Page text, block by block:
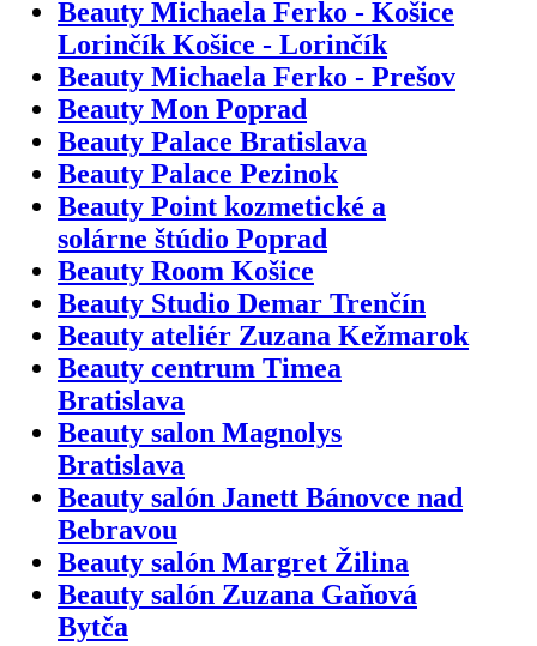
Beauty Michaela Ferko - Košice
Lorinčík Košice - Lorinčík
Beauty Michaela Ferko - Prešov
Beauty Mon Poprad
Beauty Palace Bratislava
Beauty Palace Pezinok
Beauty Point kozmetické a
solárne štúdio Poprad
Beauty Room Košice
Beauty Studio Demar Trenčín
Beauty ateliér Zuzana Kežmarok
Beauty centrum Timea
Bratislava
Beauty salon Magnolys
Bratislava
Beauty salón Janett Bánovce nad
Bebravou
Beauty salón Margret Žilina
Beauty salón Zuzana Gaňová
Bytča